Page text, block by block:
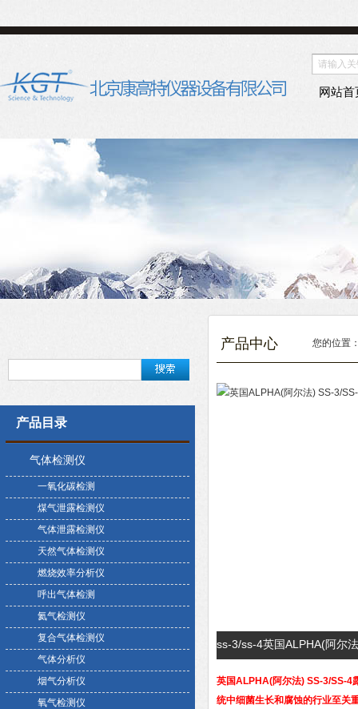
网站首
产品目录
气体检测仪
一氧化碳检测
煤气泄露检测仪
气体泄露检测仪
天然气体检测仪
燃烧效率分析仪
呼出气体检测
氦气检测仪
复合气体检测仪
气体分析仪
烟气分析仪
氧气检测仪
产品中心 您的位置
ss-3/ss-4英国ALPHA(阿尔
英国ALPHA(阿尔法) SS-3/SS-4
统中细菌生长和腐蚀的行业至关